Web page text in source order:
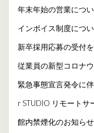
年末年始の営業につ
インボイス制度につ
新卒採用応募の受付
従業員の新型コロナ
緊急事態宣言発令に
r STUDIO リモートサ
館内禁煙化のお知らせ